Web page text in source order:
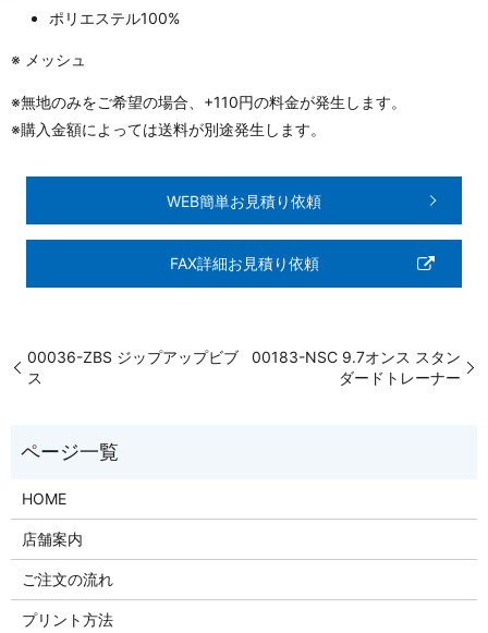
ポリエステル100%
※ メッシュ
※無地のみをご希望の場合、+110円の料金が発生します。
※購入金額によっては送料が別途発生します。
WEB簡単お見積り依頼
FAX詳細お見積り依頼
00036-ZBS ジップアップビブ
ス
00183-NSC 9.7オンス スタン
ダードトレーナー
HOME
店舗案内
ご注文の流れ
プリント方法